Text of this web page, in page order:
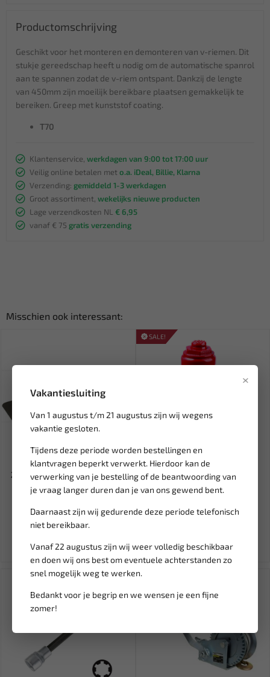
×
Vakantiesluiting
Van 1 augustus t/m 21 augustus zijn wij wegens
vakantie gesloten.
Tijdens deze periode worden bestellingen en
klantvragen beperkt verwerkt. Hierdoor kan de
verwerking van je bestelling of de beantwoording van
je vraag langer duren dan je van ons gewend bent.
Daarnaast zijn wij gedurende deze periode telefonisch
niet bereikbaar.
Vanaf 22 augustus zijn wij weer volledig beschikbaar
en doen wij ons best om eventuele achterstanden zo
snel mogelijk weg te werken.
Bedankt voor je begrip en we wensen je een fijne
zomer!
Productomschrijving
Geschikt voor het monteren en demonteren van v-riemen. Dit
stukje gereedschap heeft u nodig om de automatische spanrol
aan te spannen zodat de v-riem ontspant. Dankzij de lengte
van 450mm zijn moeilijk bereikbare plaatsen gemakkelijk te
bereiken. Greep met kunststof coating.
T70
Klantenservice, werkdagen van 9:00 tot 17:00 uur
Veilig online betalen met o.a. iDeal, Billie, Klarna
Verzending: gemiddeld 1-3 werkdagen
Groot assortiment, wekelijks nieuwe producten
Lage verzendkosten NL € 6,95
vanaf € 75 gratis verzending
Misschien ook interessant:
Leverbaar
Zekering smeltstrook G-strip
48V 63A (1 st.) BL-SM...
26,77
Ex. btw: € 22,12
SALE!
Leverbaar
RODAC Potkrik 8 ton TL108N
54,33
96,80